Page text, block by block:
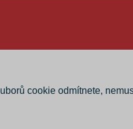
cookie odmítnete,